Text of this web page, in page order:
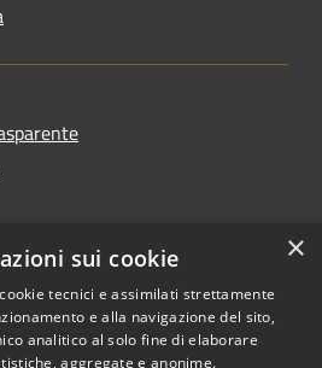
×
sui cookie
tecnici e assimilati strettamente
e alla navigazione del sito,
analitico al solo fine di elaborare
aggregate e anonime.